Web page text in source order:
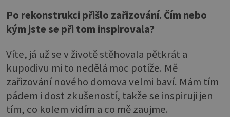
Po rekonstrukci přišlo zařizování. Čím nebo
kým jste se při tom inspirovala?
Víte, já už se v životě stěhovala pětkrát a
kupodivu mi to nedělá moc potíže. Mě
zařizování nového domova velmi baví. Mám tím
pádem i dost zkušeností, takže se inspiruji jen
tím, co kolem vidím a co mě zaujme.